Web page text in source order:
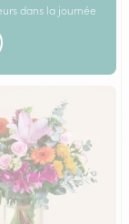
dans la journée